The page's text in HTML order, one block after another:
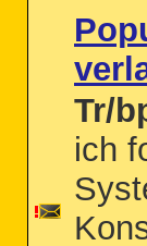
Tr/
ich